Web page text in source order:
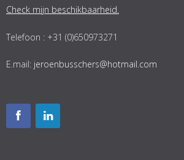
Check mijn beschikbaarheid.
Telefoon : +31 (0)650973271
E.mail: jeroenbusschers@hotmail.com